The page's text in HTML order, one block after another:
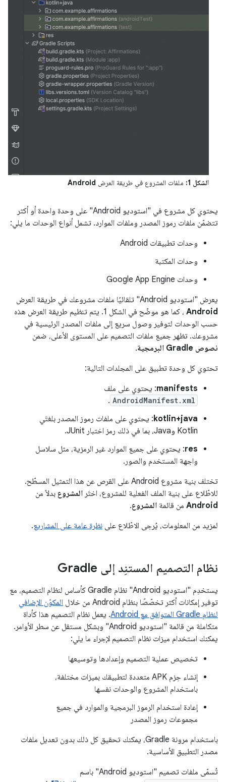
الشكل 1: ملفات المشروع في طريقة العرض Android
يحتوي كل مشروع في "استوديو Android" على وحدة واحدة أو أكثر
تتضمّن ملفات رموز المصدر وملفات الموارد. تشمل أنواع الوحدات ما يلي:
وحدات تطبيقات Android
وحدات المكتبة
وحدات Google App Engine
يعرض "استوديو Android" تلقائيًا ملفات مشروعك في طريقة العرض
Android
، كما هو موضّح في الشكل 1. يتم تنظيم طريقة العرض هذه
حسب الوحدات لتوفير وصول سريع إلى ملفات المصدر الرئيسية في
مشروعك. تظهر جميع ملفات التصميم على المستوى الأعلى، ضمن
نصوص Gradle البرمجية
.
تحتوي كل وحدة تطبيق على المجلدات التالية:
manifests: يحتوي على ملف
AndroidManifest.xml
.
kotlin+java : يحتوي على ملفات رموز المصدر بلغتَي
Kotlin وJava، بما في ذلك رمز اختبار JUnit.
res: يحتوي على جميع الموارد غير الرمزية، مثل سلاسل
واجهة المستخدم والصور.
تختلف بنية مشروع Android على القرص عن هذا التمثيل المسطّح.
للاطّلاع على بنية الملف الفعلية للمشروع، اختَر المشروع بدلاً من
Android من قائمة المشروع.
لمزيد من المعلومات، يُرجى الاطّلاع على نظرة عامة على المشاريع.
نظام التصميم المستنِد إلى Gradle
يستخدِم "استوديو Android" نظام Gradle كأساس لنظام التصميم، مع
توفير إمكانات أكثر تخصّصًا بنظام Android من خلال
المكوّن الإضافي
لنظام Gradle المتوافق مع Android
. يعمل نظام التصميم هذا كأداة
متكاملة من قائمة "استوديو Android" وبشكل مستقل عن سطر الأوامر.
يمكنك استخدام ميزات نظام التصميم لإجراء ما يلي:
تخصيص عملية التصميم وإعدادها وتوسيعها
إنشاء حِزم APK متعددة لتطبيقك بميزات مختلفة،
باستخدام المشروع والوحدات نفسها
إعادة استخدام الرموز البرمجية والموارد في جميع
مجموعات رموز المصدر
باستخدام مرونة Gradle، يمكنك تحقيق كل ذلك بدون تعديل ملفات
مصدر التطبيق الأساسية.
تُسمّى ملفات تصميم "استوديو Android" باسم